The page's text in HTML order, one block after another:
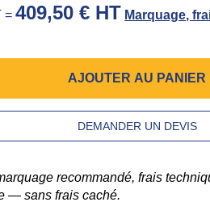
=409,50 € HT Marquage,
AJOUTER AU PANIER
DEMANDER UN DEVIS
recommandé, frais
— sans frais caché.